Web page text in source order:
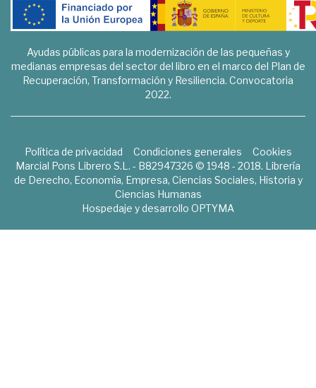
Ayudas públicas para la modernización de las pequeñas y
medianas empresas del sector del libro en el marco del Plan de
Recuperación, Transformación y Resiliencia. Convocatoria
2022.
Política de privacidad Condiciones generales
Cookies
Marcial Pons Librero S.L. - B82947326 © 1948 - 2018. Librería
de Derecho, Economía, Empresa, Ciencias Sociales, Historia y
Ciencias Humanas
Hospedaje y desarrollo OPTYMA